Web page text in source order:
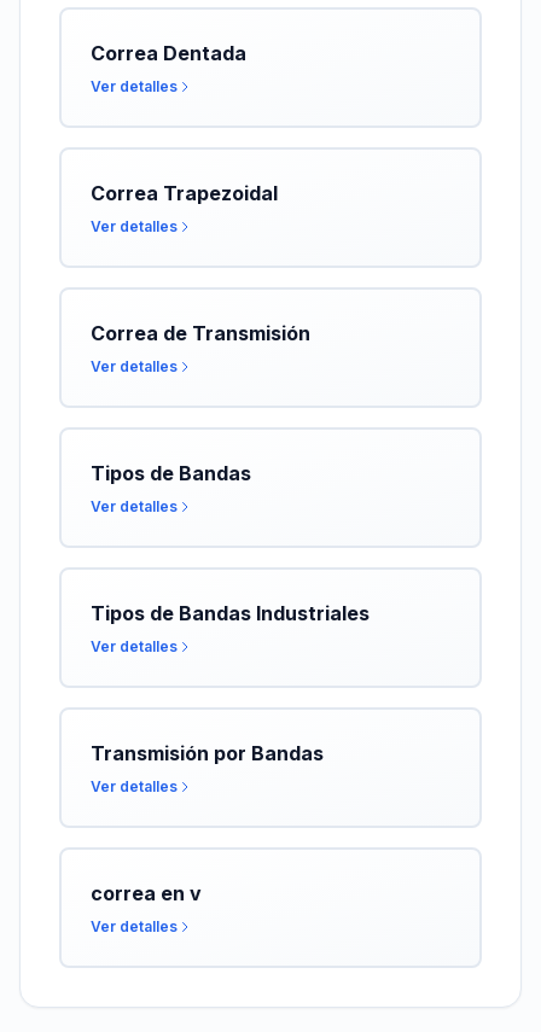
Correa Dentada
Ver detalles
Correa Trapezoidal
Ver detalles
Correa de Transmisión
Ver detalles
Tipos de Bandas
Ver detalles
Tipos de Bandas Industriales
Ver detalles
Transmisión por Bandas
Ver detalles
correa en v
Ver detalles